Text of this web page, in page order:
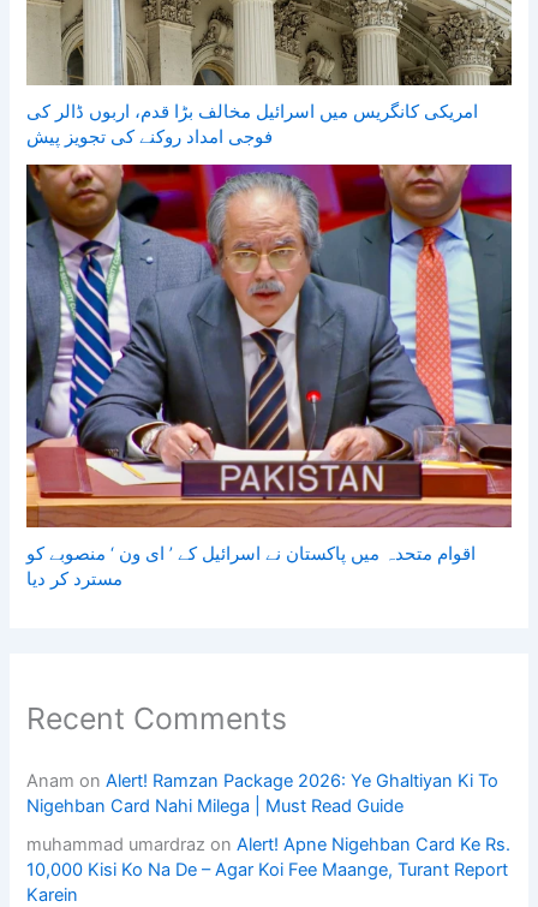
امریکی کانگریس میں اسرائیل مخالف بڑا قدم، اربوں ڈالر کی
فوجی امداد روکنے کی تجویز پیش
اقوام متحدہ میں پاکستان نے اسرائیل کے ’ ای ون ‘ منصوبے کو
مسترد کر دیا
Recent Comments
Anam onAlert! Ramzan Package 2026: Ye Ghaltiyan Ki To
Nigehban Card Nahi Milega | Must Read Guide
muhammad umardraz onAlert! Apne Nigehban Card Ke Rs.
10,000 Kisi Ko Na De – Agar Koi Fee Maange, Turant Report
Karein